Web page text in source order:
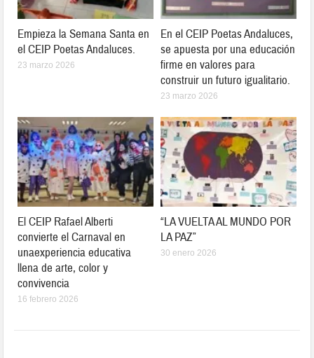
Empieza la Semana Santa en
el CEIP Poetas Andaluces.
23 marzo 2026
En el CEIP Poetas Andaluces,
se apuesta por una educación
firme en valores para
construir un futuro igualitario.
23 marzo 2026
El CEIP Rafael Alberti
convierte el Carnaval en
unaexperiencia educativa
llena de arte, color y
convivencia
16 febrero 2026
“LA VUELTA AL MUNDO POR
LA PAZ”
30 enero 2026